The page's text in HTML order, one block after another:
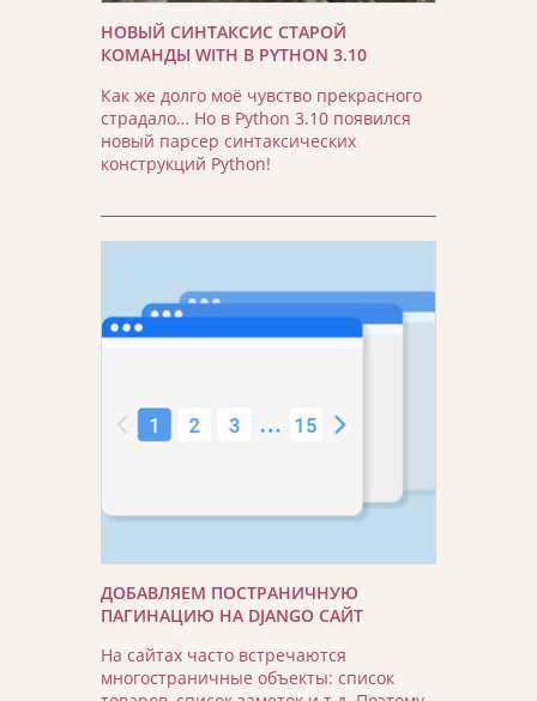
НОВЫЙ СИНТАКСИС СТАРОЙ
КОМАНДЫ WITH В PYTHON 3.10
Как же долго моё чувство прекрасного
страдало… Но в Python 3.10 появился
новый парсер синтаксических
конструкций Python!
ДОБАВЛЯЕМ ПОСТРАНИЧНУЮ
ПАГИНАЦИЮ НА DJANGO САЙТ
На сайтах часто встречаются
многостраничные объекты: список